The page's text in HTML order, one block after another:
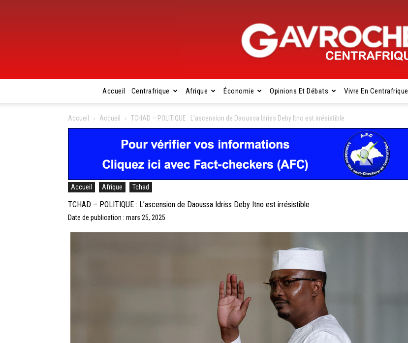
Centrafrique
Accueil Centrafrique Afrique Économie Opinions Et Débats Vivre En Centrafrique
Accueil Accueil TCHAD – POLITIQUE : L’ascension de Daoussa Idriss Deby Itno est irrésistible
Accueil Afrique Tchad
TCHAD – POLITIQUE : L’ascension de Daoussa Idriss Deby Itno est irrésistible
Date de publication : mars 25, 2025